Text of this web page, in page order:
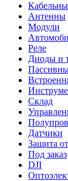
Антенны
Модули
Реле
Диоды и
Склад
Датчики
Защита
Под заказ
DJI